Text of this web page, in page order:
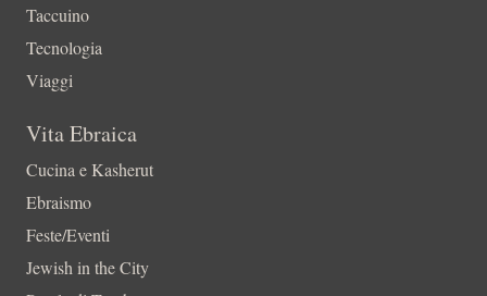
Taccuino
Tecnologia
Viaggi
Vita Ebraica
Cucina e Kasherut
Ebraismo
Feste/Eventi
Jewish in the City